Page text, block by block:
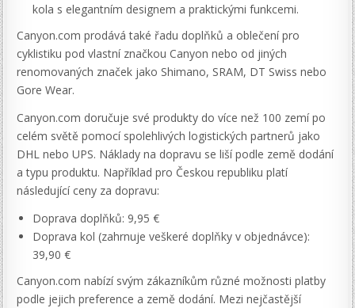
kola s elegantním designem a praktickými funkcemi.
Canyon.com prodává také řadu doplňků a oblečení pro
cyklistiku pod vlastní značkou Canyon nebo od jiných
renomovaných značek jako Shimano, SRAM, DT Swiss nebo
Gore Wear.
Canyon.com doručuje své produkty do více než 100 zemí po
celém světě pomocí spolehlivých logistických partnerů jako
DHL nebo UPS. Náklady na dopravu se liší podle země dodání
a typu produktu. Například pro Českou republiku platí
následující ceny za dopravu:
Doprava doplňků: 9,95 €
Doprava kol (zahrnuje veškeré doplňky v objednávce):
39,90 €
Canyon.com nabízí svým zákazníkům různé možnosti platby
podle jejich preference a země dodání. Mezi nejčastější